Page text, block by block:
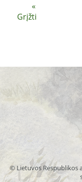
«
Grįžti
© Lietuvos Respublikos